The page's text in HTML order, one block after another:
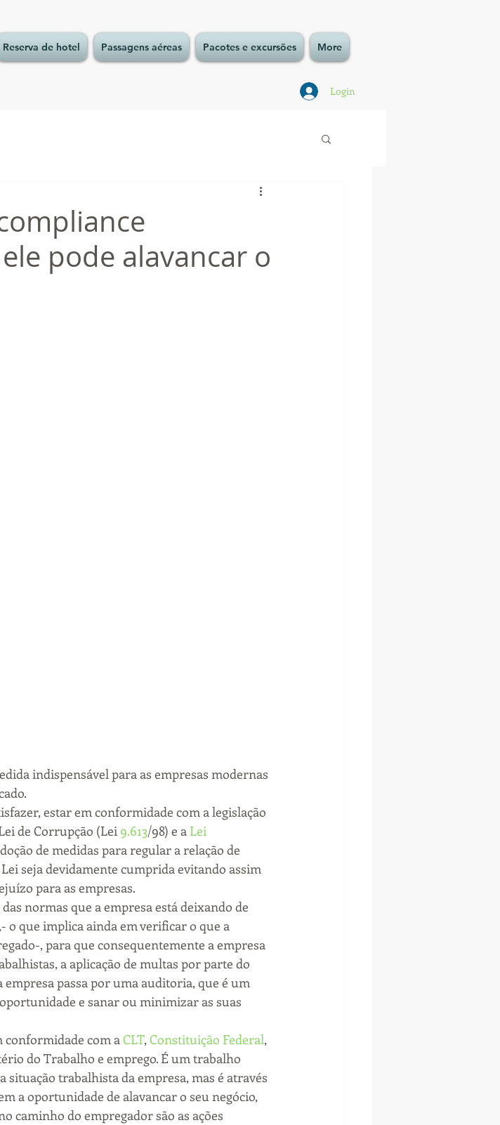
Reserva de hotel Passagens aéreas Pacotes e excursões More
Login
pode alavancar o
indispensável para as empresas modernas
estar em conformidade com a legislação
de Corrupção (Lei 9.613/98) e a Lei
de medidas para regular a relação de
seja devidamente cumprida evitando assim
para as empresas.
normas que a empresa está deixando de
que implica ainda em verificar o que a
, para que consequentemente a empresa
a aplicação de multas por parte do
passa por uma auditoria, que é um
e sanar ou minimizar as suas
conformidade com a CLT, Constituição Federal,
do Trabalho e emprego. É um trabalho
trabalhista da empresa, mas é através
a oportunidade de alavancar o seu negócio,
caminho do empregador são as ações